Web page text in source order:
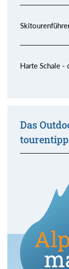
Harte Schale -
Das